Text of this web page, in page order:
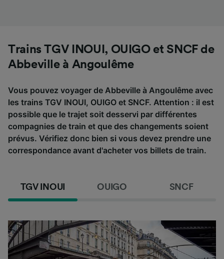
Trains TGV INOUI, OUIGO et SNCF de
Abbeville à Angoulême
Vous pouvez voyager de Abbeville à Angoulême avec
les trains TGV INOUI, OUIGO et SNCF. Attention : il est
possible que le trajet soit desservi par différentes
compagnies de train et que des changements soient
prévus. Vérifiez donc bien si vous devez prendre une
correspondance avant d'acheter vos billets de train.
TGV INOUI OUIGO SNCF